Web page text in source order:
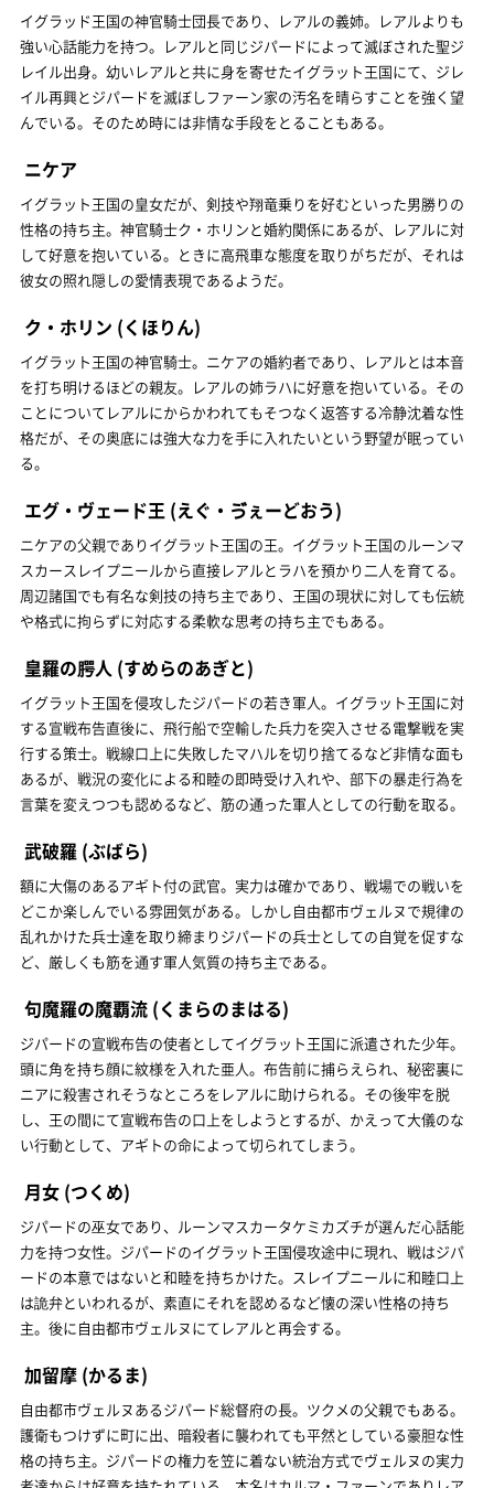
イグラッド王国の神官騎士団長であり、レアルの義姉。レアルよりも
強い心話能力を持つ。レアルと同じジパードによって滅ぼされた聖ジ
レイル出身。幼いレアルと共に身を寄せたイグラット王国にて、ジレ
イル再興とジパードを滅ぼしファーン家の汚名を晴らすことを強く望
んでいる。そのため時には非情な手段をとることもある。
ニケア
イグラット王国の皇女だが、剣技や翔竜乗りを好むといった男勝りの
性格の持ち主。神官騎士ク・ホリンと婚約関係にあるが、レアルに対
して好意を抱いている。ときに高飛車な態度を取りがちだが、それは
彼女の照れ隠しの愛情表現であるようだ。
ク・ホリン (くほりん)
イグラット王国の神官騎士。ニケアの婚約者であり、レアルとは本音
を打ち明けるほどの親友。レアルの姉ラハに好意を抱いている。その
ことについてレアルにからかわれてもそつなく返答する冷静沈着な性
格だが、その奥底には強大な力を手に入れたいという野望が眠ってい
る。
エグ・ヴェード王 (えぐ・ゔぇーどおう)
ニケアの父親でありイグラット王国の王。イグラット王国のルーンマ
スカースレイプニールから直接レアルとラハを預かり二人を育てる。
周辺諸国でも有名な剣技の持ち主であり、王国の現状に対しても伝統
や格式に拘らずに対応する柔軟な思考の持ち主でもある。
皇羅の腭人 (すめらのあぎと)
イグラット王国を侵攻したジパードの若き軍人。イグラット王国に対
する宣戦布告直後に、飛行船で空輸した兵力を突入させる電撃戦を実
行する策士。戦線口上に失敗したマハルを切り捨てるなど非情な面も
あるが、戦況の変化による和睦の即時受け入れや、部下の暴走行為を
言葉を変えつつも認めるなど、筋の通った軍人としての行動を取る。
武破羅 (ぶばら)
額に大傷のあるアギト付の武官。実力は確かであり、戦場での戦いを
どこか楽しんでいる雰囲気がある。しかし自由都市ヴェルヌで規律の
乱れかけた兵士達を取り締まりジパードの兵士としての自覚を促すな
ど、厳しくも筋を通す軍人気質の持ち主である。
句魔羅の魔覇流 (くまらのまはる)
ジパードの宣戦布告の使者としてイグラット王国に派遣された少年。
頭に角を持ち顔に紋様を入れた亜人。布告前に捕らえられ、秘密裏に
ニアに殺害されそうなところをレアルに助けられる。その後牢を脱
し、王の間にて宣戦布告の口上をしようとするが、かえって大儀のな
い行動として、アギトの命によって切られてしまう。
月女 (つくめ)
ジパードの巫女であり、ルーンマスカータケミカズチが選んだ心話能
力を持つ女性。ジパードのイグラット王国侵攻途中に現れ、戦はジパ
ードの本意ではないと和睦を持ちかけた。スレイプニールに和睦口上
は詭弁といわれるが、素直にそれを認めるなど懐の深い性格の持ち
主。後に自由都市ヴェルヌにてレアルと再会する。
加留摩 (かるま)
自由都市ヴェルヌあるジパード総督府の長。ツクメの父親でもある。
護衛もつけずに町に出、暗殺者に襲われても平然としている豪胆な性
格の持ち主。ジパードの権力を笠に着ない統治方式でヴェルヌの実力